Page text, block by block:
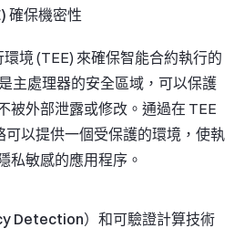
確保機密性
境 (TEE) 來確保智能合約執行的
主處理器的安全區域，可以保護
被外部泄露或修改。通過在 TEE
可以提供一個受保護的環境，使執
私敏感的應用程序。
Detection）和可驗證計算技術